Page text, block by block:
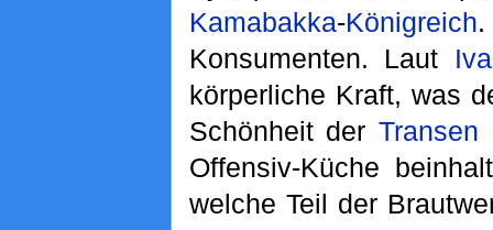
Kamabakka-Königreich
Konsumenten. Laut
körperliche Kraft, was
Schönheit derTransen
Offensiv-Küche
welche Teil der